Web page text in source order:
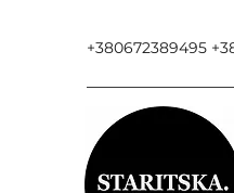
+380672389495